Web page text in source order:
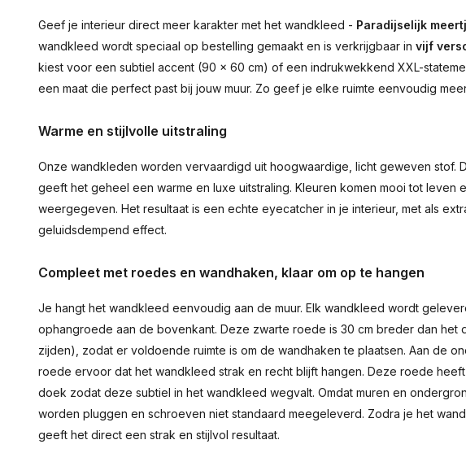
Geef je interieur direct meer karakter met het wandkleed - Paradijselijk
wandkleed wordt speciaal op bestelling gemaakt en is verkrijgbaar in vijf
kiest voor een subtiel accent (90 × 60 cm) of een indrukwekkend XXL-
een maat die perfect past bij jouw muur. Zo geef je elke ruimte eenvoudig
Warme en stijlvolle uitstraling
Onze wandkleden worden vervaardigd uit hoogwaardige, licht geweven stof.
geeft het geheel een warme en luxe uitstraling. Kleuren komen mooi tot leven
weergegeven. Het resultaat is een echte eyecatcher in je interieur, met als
geluidsdempend effect.
Compleet met roedes en wandhaken, klaar om op te hangen
Je hangt het wandkleed eenvoudig aan de muur. Elk wandkleed wordt
ophangroede aan de bovenkant. Deze zwarte roede is 30 cm breder dan het
zijden), zodat er voldoende ruimte is om de wandhaken te plaatsen. Aan de
roede ervoor dat het wandkleed strak en recht blijft hangen. Deze roede
doek zodat deze subtiel in het wandkleed wegvalt. Omdat muren en
worden pluggen en schroeven niet standaard meegeleverd. Zodra je het
geeft het direct een strak en stijlvol resultaat.